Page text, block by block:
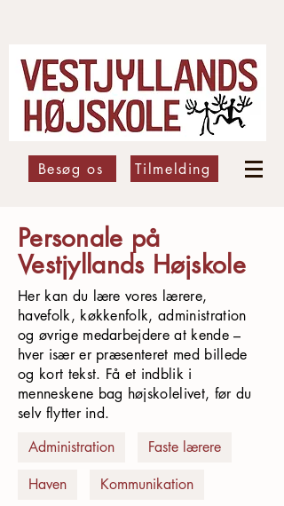
Besøg os Tilmelding
Personale på
Vestjyllands Højskole
Her kan du lære vores lærere,
havefolk, køkkenfolk, administration
og øvrige medarbejdere at kende –
hver især er præsenteret med billede
og kort tekst. Få et indblik i
menneskene bag højskolelivet, før du
selv flytter ind.
Administration
Faste lærere
Haven
Kommunikation